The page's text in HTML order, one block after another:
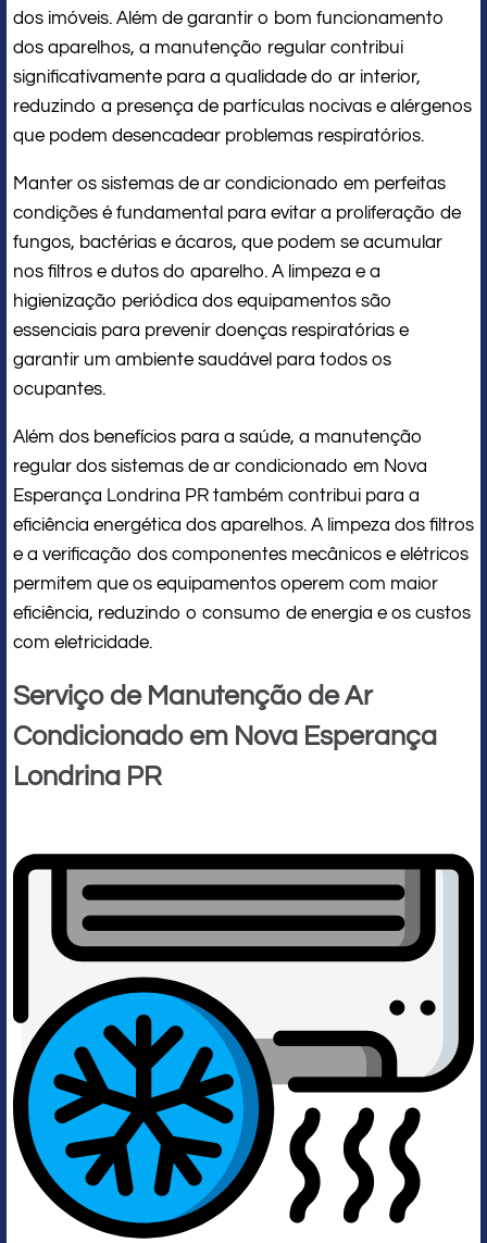
dos imóveis. Além de garantir o bom funcionamento
dos aparelhos, a manutenção regular contribui
significativamente para a qualidade do ar interior,
reduzindo a presença de partículas nocivas e alérgenos
que podem desencadear problemas respiratórios.
Manter os sistemas de ar condicionado em perfeitas
condições é fundamental para evitar a proliferação de
fungos, bactérias e ácaros, que podem se acumular
nos filtros e dutos do aparelho. A limpeza e a
higienização periódica dos equipamentos são
essenciais para prevenir doenças respiratórias e
garantir um ambiente saudável para todos os
ocupantes.
Além dos benefícios para a saúde, a manutenção
regular dos sistemas de ar condicionado em Nova
Esperança Londrina PR também contribui para a
eficiência energética dos aparelhos. A limpeza dos filtros
e a verificação dos componentes mecânicos e elétricos
permitem que os equipamentos operem com maior
eficiência, reduzindo o consumo de energia e os custos
com eletricidade.
Serviço de Manutenção de Ar
Condicionado em Nova Esperança
Londrina PR